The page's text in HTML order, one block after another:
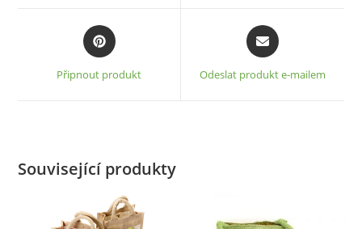
Opens
in
new
Připnout produkt
Opens
in
new
Odeslat produkt e-mailem
Související produkty